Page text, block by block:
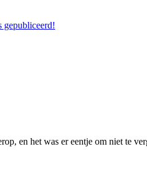
gepubliceerd!
en het was er eentje om niet te